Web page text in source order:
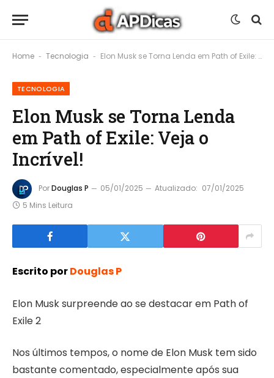
Home - Tecnologia - Elon Musk se Torna Lenda em Path of Exile: Veja o Incrível!
TECNOLOGIA
Elon Musk se Torna Lenda
em Path of Exile: Veja o
Incrível!
PorDouglas P 05/01/2025 Atualizado: 07/01/2025
5 Mins Leitura
Escrito porDouglas P
Elon Musk surpreende ao se destacar em Path of
Exile 2
Nos últimos tempos, o nome de Elon Musk tem sido
bastante comentado, especialmente após sua